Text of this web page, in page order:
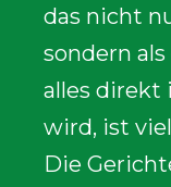
das nicht
sondern
alles direkt
wird, ist
Die